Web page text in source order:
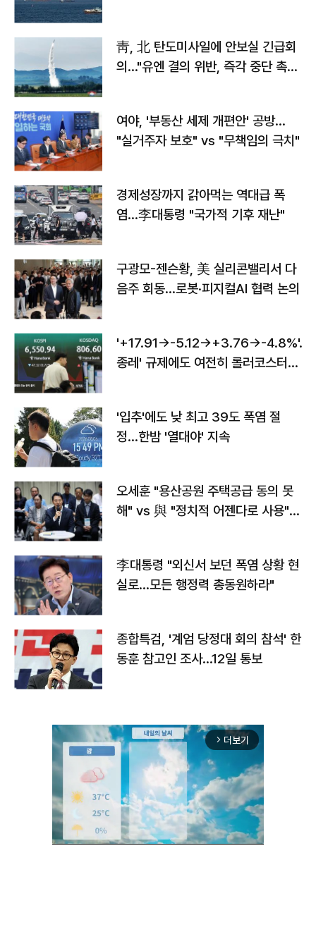
靑, 北 탄도미사일에 안보실 긴급회
의…"유엔 결의 위반, 즉각 중단 촉
여야, '부동산 세제 개편안' 공방…
"실거주자 보호" vs "무책임의 극치"
경제성장까지 갉아먹는 역대급 폭
염…李대통령 "국가적 기후 재난"
구광모-젠슨황, 美 실리콘밸리서 다
음주 회동…로봇·피지컬AI 협력 논의
'+17.91→-5.12→+3.76→-4.8%'…'
종레' 규제에도 여전히 롤러코스터
'입추'에도 낮 최고 39도 폭염 절
정…한밤 '열대야' 지속
오세훈 "용산공원 주택공급 동의 못
해" vs 與 "정치적 어젠다로 사용"
李대통령 "외신서 보던 폭염 상황 현
실로…모든 행정력 총동원하라"
종합특검, '계엄 당정대 회의 참석' 한
동훈 참고인 조사...12일 통보
arrow_forward_ios 더보기